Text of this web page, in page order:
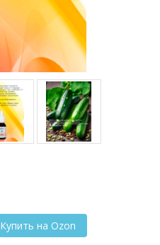
Купить на Ozon